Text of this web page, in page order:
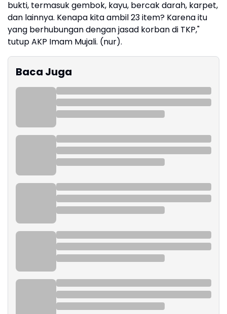
bukti, termasuk gembok, kayu, bercak darah, karpet,
dan lainnya. Kenapa kita ambil 23 item? Karena itu
yang berhubungan dengan jasad korban di TKP,"
tutup AKP Imam Mujali. (nur).
Baca Juga